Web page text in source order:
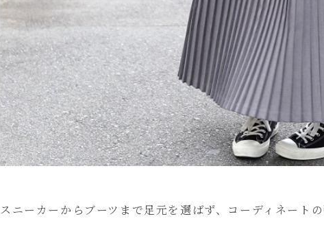
スニーカーからブーツまで足元を選ばず、コーディネート